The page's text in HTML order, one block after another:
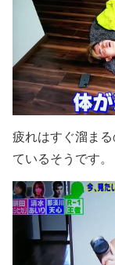
疲れはすぐ溜ま
ているそうです。